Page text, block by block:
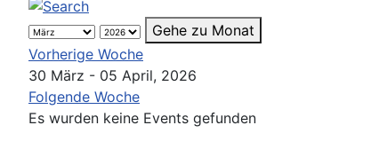
Gehe zu Monat
Vorherige Woche
30 März - 05 April, 2026
Folgende Woche
Es wurden keine Events gefunden